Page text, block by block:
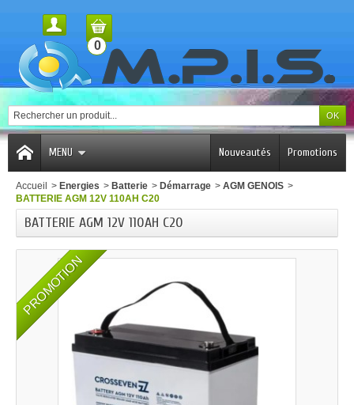
0
MENU Promotions
Nouveautés
Accueil > Energies > Batterie > Démarrage > AGM GENOIS >
BATTERIE AGM 12V 110AH C20
BATTERIE AGM 12V 110AH C20
PROMOTION